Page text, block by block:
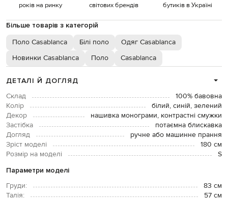
років на ринку світових брендів бутиків в Україні
Більше товарів з категорій
Поло Casablanca Білі поло
Одяг Casablanca
Новинки Casablanca
Поло Casablanca
ДЕТАЛІ Й ДОГЛЯД
Склад
100% бавовна
Колір
білий, синій, зелений
Декор
нашивка монограми, контрастні смужки
Застібка
потаємна блискавка
Догляд
ручне або машинне прання
Зріст моделі
180 см
Розмір на моделі
S
Параметри моделі
Груди:
83 см
Талія:
57 см